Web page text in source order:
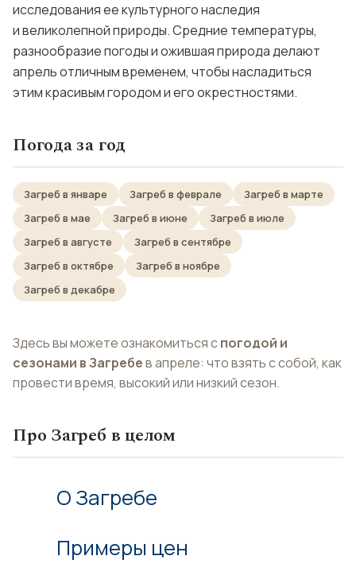
исследования ее культурного наследия
и великолепной природы. Средние температуры,
разнообразие погоды и ожившая природа делают
апрель отличным временем, чтобы насладиться
этим красивым городом и его окрестностями.
Погода за год
Загреб в январе Загреб в феврале
Загреб в марте
Загреб в мае
Загреб в июне
Загреб в июле
Загреб в августе
Загреб в сентябре
Загреб в октябре
Загреб в ноябре
Загреб в декабре
Здесь вы можете ознакомиться спогодой и
сезонами в Загребев апреле: что взять с собой, как
провести время, высокий или низкий сезон.
Про Загреб в целом
О Загребе
Примеры цен